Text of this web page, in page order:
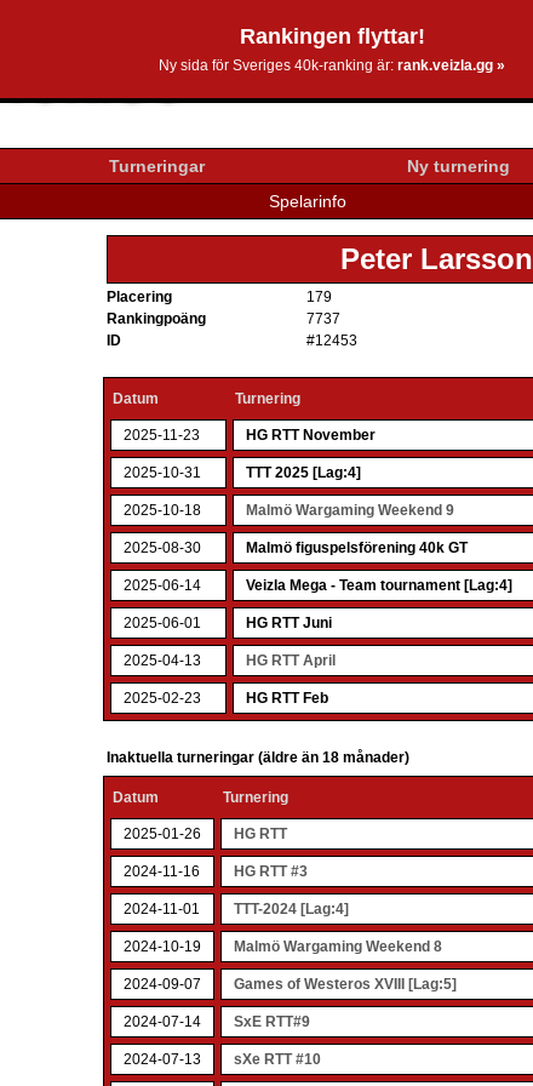
Rankingen flyttar!
Ny sida för Sveriges 40k-ranking är: rank.veizla.gg »
Turneringar Ny turnering
Spelarinfo
Peter Larsson
Placering
179
Rankingpoäng
7737
ID
#12453
Datum Turnering
2025-11-23 HG RTT November
2025-10-31 TTT 2025 [Lag:4]
2025-10-18 Malmö Wargaming Weekend 9
2025-08-30 Malmö figuspelsförening 40k GT
2025-06-14 Veizla Mega - Team tournament [Lag:4]
2025-06-01 HG RTT Juni
2025-04-13 HG RTT April
2025-02-23 HG RTT Feb
Inaktuella turneringar (äldre än 18 månader)
Datum Turnering
2025-01-26 HG RTT
2024-11-16 HG RTT #3
2024-11-01 TTT-2024 [Lag:4]
2024-10-19 Malmö Wargaming Weekend 8
2024-09-07 Games of Westeros XVIII [Lag:5]
2024-07-14 SxE RTT#9
2024-07-13 sXe RTT #10